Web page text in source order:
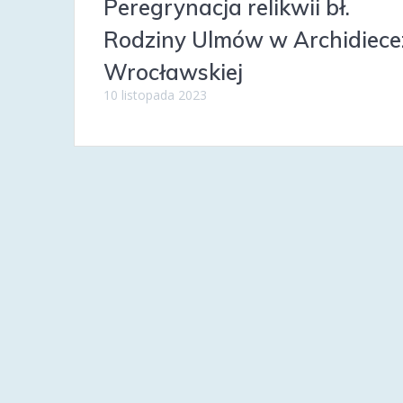
Peregrynacja relikwii bł.
Rodziny Ulmów w
Wrocławskiej
10 listopada 2023